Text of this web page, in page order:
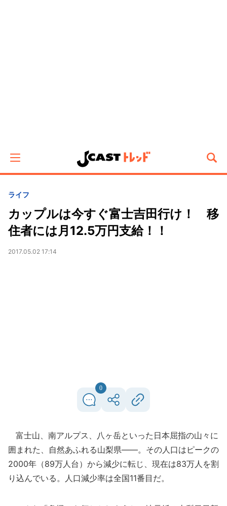
ライフ
カップルは今すぐ富士吉田行け！ 移
住者には月12.5万円支給！！
2017.05.02 17:14
0
富士山、南アルプス、八ヶ岳といった日本屈指の山々に
囲まれた、自然あふれる山梨県――。その人口はピークの
2000年（89万人台）から減少に転じ、現在は83万人を割
り込んでいる。人口減少率は全国11番目だ。